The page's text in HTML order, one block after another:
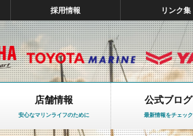
採用情報 リンク集
店舗情報
安心なマリンライフのために
公式ブログ
最新情報をチェック